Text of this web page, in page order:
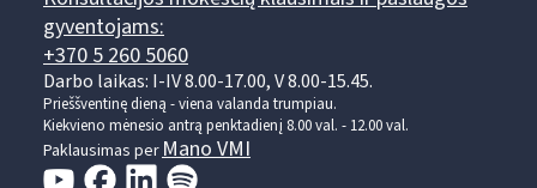
gyventojams:
+370 5 260 5060
Darbo laikas: I-IV 8.00-17.00, V 8.00-15.45.
Prieššventinę dieną - viena valanda trumpiau.
Kiekvieno mėnesio antrą penktadienį 8.00 val. - 12.00 val.
Paklausimas perMano VMI